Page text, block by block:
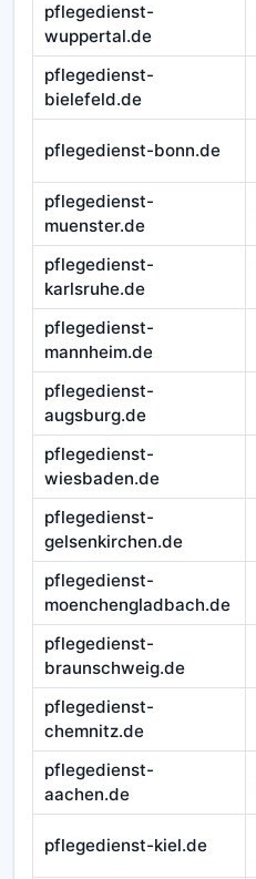
pflegedienst-
wuppertal.de
pflegedienst-
bielefeld.de
pflegedienst-bonn.de
pflegedienst-
muenster.de
pflegedienst-
karlsruhe.de
pflegedienst-
mannheim.de
pflegedienst-
augsburg.de
pflegedienst-
wiesbaden.de
pflegedienst-
gelsenkirchen.de
pflegedienst-
moenchengladbach.de
pflegedienst-
braunschweig.de
pflegedienst-
chemnitz.de
pflegedienst-
aachen.de
pflegedienst-kiel.de